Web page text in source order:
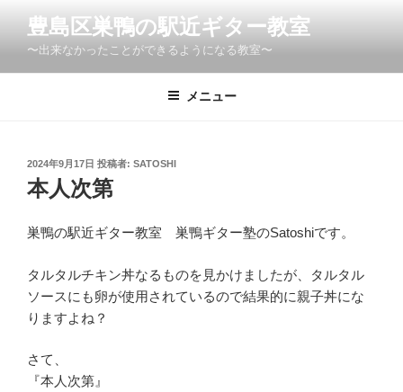
ン
豊島区巣鴨の駅近ギター教室
〜出来なかったことができるようになる教室〜
メニュー
投
日:
2024年9月17日 投稿者: SATOSHI
本人次第
巣鴨の駅近ギター教室 巣鴨ギター塾のSatoshiです。
タルタルチキン丼なるものを見かけましたが、タルタル
ソースにも卵が使用されているので結果的に親子丼にな
りますよね？
さて、
『本人次第』